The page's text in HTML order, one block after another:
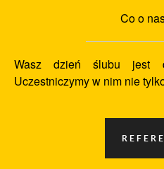
Co o
Wasz dzień ślubu jest
Uczestniczymy w nim nie